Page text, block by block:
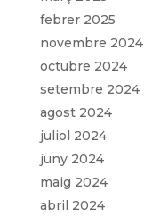
febrer 2025
novembre 2024
octubre 2024
setembre 2024
agost 2024
juliol 2024
juny 2024
maig 2024
abril 2024